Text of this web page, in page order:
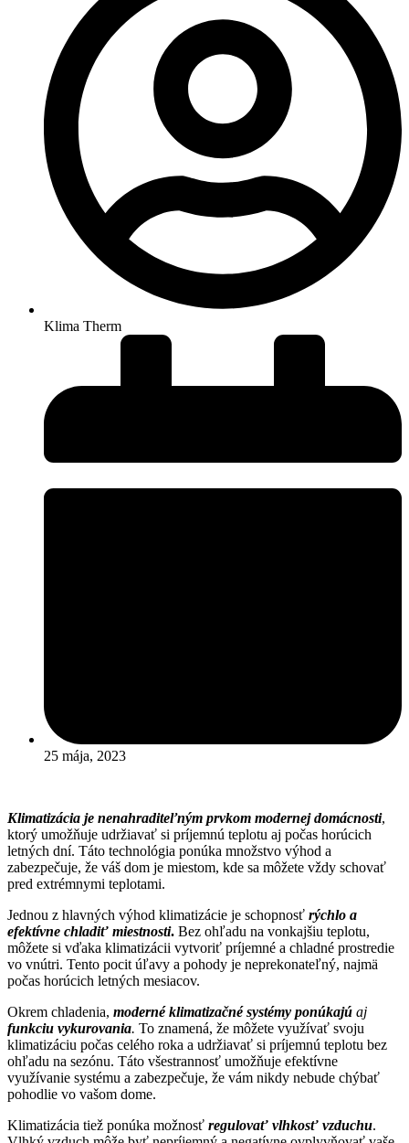
Klima Therm
25 mája, 2023
Klimatizácia je nenahraditeľným prvkom modernej domácnosti,
ktorý umožňuje udržiavať si príjemnú teplotu aj počas horúcich
letných dní. Táto technológia ponúka množstvo výhod a
zabezpečuje, že váš dom je miestom, kde sa môžete vždy schovať
pred extrémnymi teplotami.
Jednou z hlavných výhod klimatizácie je schopnosť rýchlo a
efektívne chladiť miestnosti. Bez ohľadu na vonkajšiu teplotu,
môžete si vďaka klimatizácii vytvoriť príjemné a chladné prostredie
vo vnútri. Tento pocit úľavy a pohody je neprekonateľný, najmä
počas horúcich letných mesiacov.
Okrem chladenia, moderné klimatizačné systémy ponúkajú aj
funkciu vykurovania. To znamená, že môžete využívať svoju
klimatizáciu počas celého roka a udržiavať si príjemnú teplotu bez
ohľadu na sezónu. Táto všestrannosť umožňuje efektívne
využívanie systému a zabezpečuje, že vám nikdy nebude chýbať
pohodlie vo vašom dome.
Klimatizácia tiež ponúka možnosť regulovať vlhkosť vzduchu.